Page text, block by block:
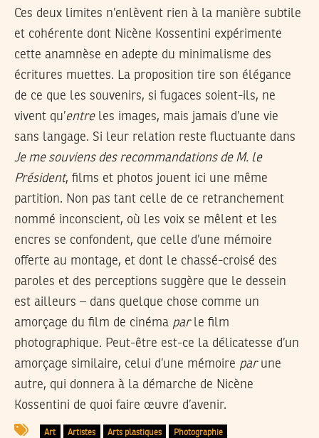
Ces deux limites n’enlèvent rien à la manière subtile
et cohérente dont Nicène Kossentini expérimente
cette anamnèse en adepte du minimalisme des
écritures muettes. La proposition tire son élégance
de ce que les souvenirs, si fugaces soient-ils, ne
vivent qu’entreles images, mais jamais d’une vie
sans langage. Si leur relation reste fluctuante dans
Je me souviens des recommandations de M. le
Président, films et photos jouent ici une même
partition. Non pas tant celle de ce retranchement
nommé inconscient, où les voix se mêlent et les
encres se confondent, que celle d’une mémoire
offerte au montage, et dont le chassé-croisé des
paroles et des perceptions suggère que le dessein
est ailleurs – dans quelque chose comme un
amorçage du film de cinéma parle film
photographique. Peut-être est-ce la délicatesse d’un
amorçage similaire, celui d’une mémoire parune
autre, qui donnera à la démarche de Nicène
Kossentini de quoi faire œuvre d’avenir.
Art Artistes Arts plastiques Photographie